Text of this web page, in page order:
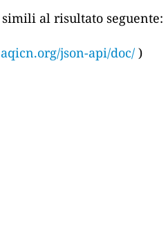
al risultato seguente:
aqicn.org/json-api/doc/ )